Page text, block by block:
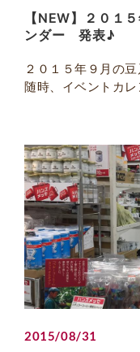
【NEW】２０１
ンダー 発表♪
２０１５年９月の
随時、イベントカ
2015/08/31